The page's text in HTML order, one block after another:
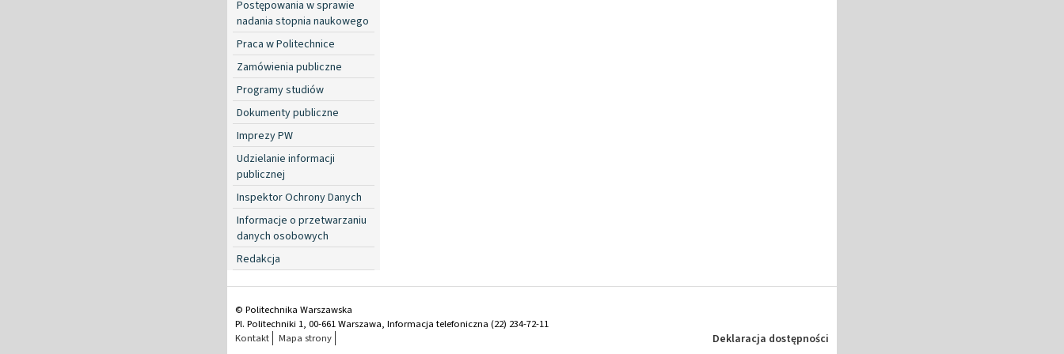
Postępowania w sprawie
nadania stopnia naukowego
Praca w Politechnice
Zamówienia publiczne
Programy studiów
Dokumenty publiczne
Imprezy PW
Udzielanie informacji
publicznej
Inspektor Ochrony Danych
Informacje o przetwarzaniu
danych osobowych
Redakcja
© Politechnika Warszawska
Pl. Politechniki 1, 00-661 Warszawa, Informacja telefoniczna (22) 234-72-11
Kontakt
Mapa strony Deklaracja dostępności